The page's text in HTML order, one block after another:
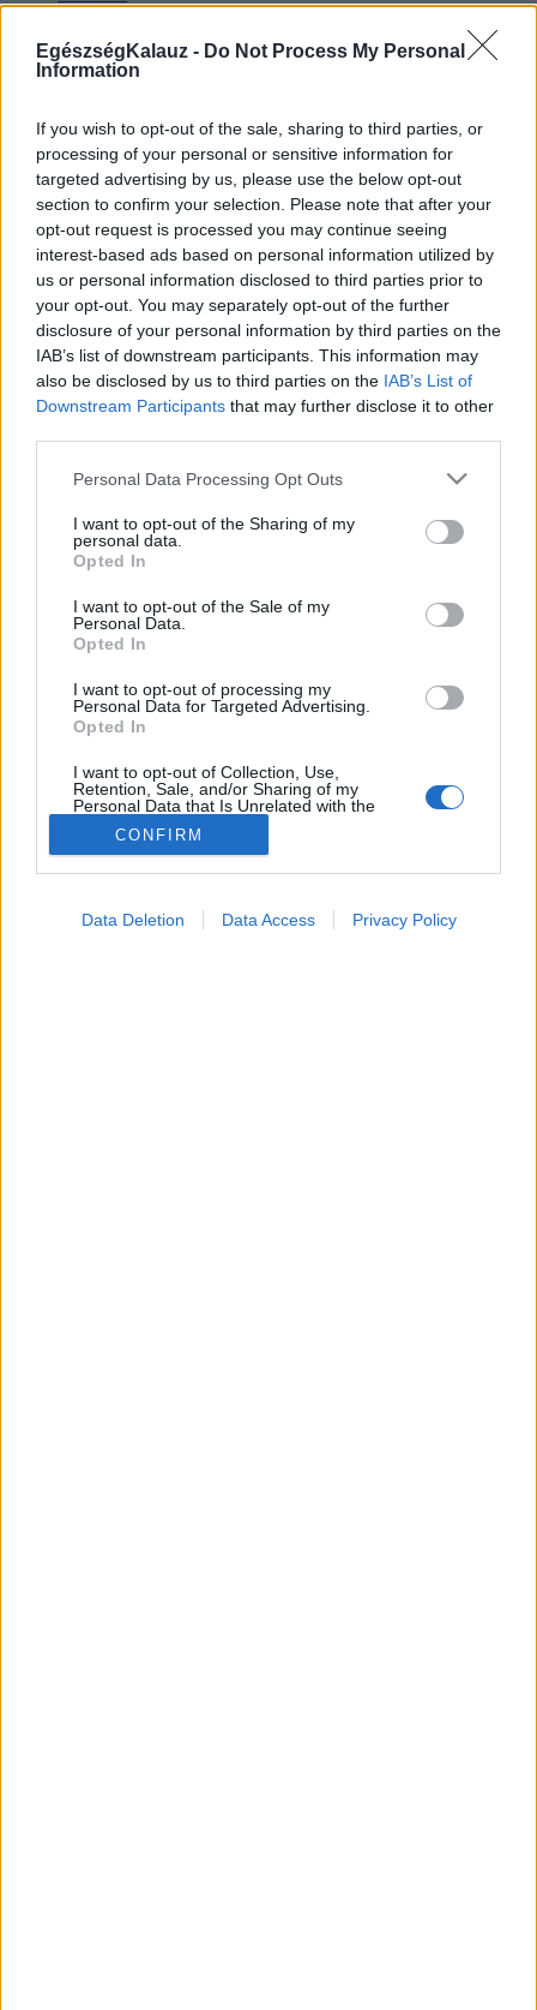
EgészségKalauz - Do Not Process My Personal
Information
If you wish to opt-out of the sale, sharing to third parties, or
processing of your personal or sensitive information for
targeted advertising by us, please use the below opt-out
section to confirm your selection. Please note that after your
opt-out request is processed you may continue seeing
interest-based ads based on personal information utilized by
us or personal information disclosed to third parties prior to
your opt-out. You may separately opt-out of the further
disclosure of your personal information by third parties on the
IAB’s list of downstream participants. This information may
also be disclosed by us to third parties on the IAB’s List of
Downstream Participants that may further disclose it to other
Please note that this website/app uses one or more Google
not limited to your visit or usage behaviour. You may click to
grant or deny consent to Google and its third-party tags to
use your data for below specified purposes in below Google
consent section.
Personal Data Processing Opt Outs
I want to opt-out of the Sharing of my
personal data.
Opted In
I want to opt-out of the Sale of my
Personal Data.
Opted In
I want to opt-out of processing my
Personal Data for Targeted Advertising.
Opted In
I want to opt-out of Collection, Use,
Retention, Sale, and/or Sharing of my
Personal Data that Is Unrelated with the
Purposes for which it was collected.
Opted Out
CONFIRM
Data Deletion Data Access Privacy Policy
Kutatás
Prevenció
Kisállatok egészsége
#allergia#influenza#cukorbetegség
#orvosmeteorológia#vérnyomás#stroke#rákbetegség
#pajzsmirigy#reflux#ekcéma#herpesz
Regisztráció
Túladagolás
Túladagolás